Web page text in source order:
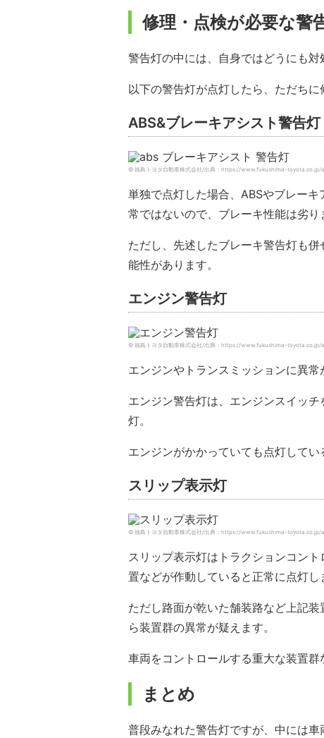
修理・点検が必要な警
警告灯の中には、自身ではどうにも対
以下の警告灯が点灯したら、ただちに
ABS&ブレーキアシスト警告灯
© 福島トヨタ自動車株式会社/出典：https://www.fukushima-
単独で点灯した場合、ABSやブレー
常ではないので、ブレーキ性能は劣り
ただし、先述したブレーキ警告灯も
能性があります。
エンジン警告灯
© 福島トヨタ自動車株式会社/出典：https://www.fukushima-
エンジンやトランスミッションに異常
エンジン警告灯は、エンジンスイッ
灯。
エンジンがかかっていても点灯してい
スリップ表示灯
© 福島トヨタ自動車株式会社/出典：https://www.fukushima-
スリップ表示灯はトラクションコン
置などが作動していると正常に点灯し
ただし路面が乾いた舗装路など上記
ら装置群の異常が疑えます。
車両をコントロールする重大な装置群
まとめ
普段みなれた警告灯ですが、中には車